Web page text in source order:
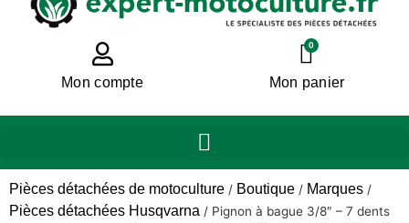
Mon compte
0
Mon panier
Pièces détachées de motoculture / Boutique / Marques /
Pièces détachées Husqvarna / Pignon à bague 3/8″ – 7 dents